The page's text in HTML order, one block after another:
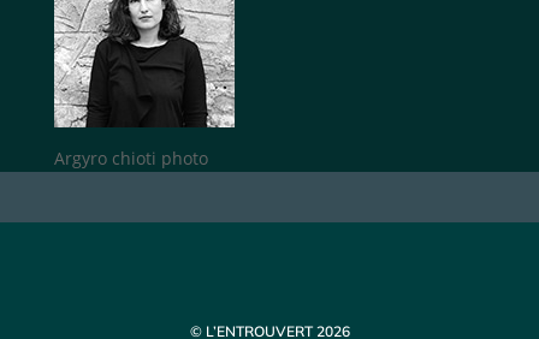
Argyro chioti photo
© L’ENTROUVERT 2026